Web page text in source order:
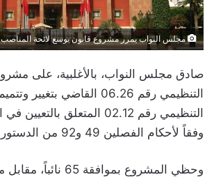
مجلس النواب يمرر مشروع قانون يوسع لائحة المناصب
صادق مجلس النواب، بالأغلبية، على
التنظيمي رقم 06.26 القاضي بتغيير
التنظيمي رقم 02.12 المتعلق
وفقاً لأحكام الفصلين 49 و92 من الدستور.